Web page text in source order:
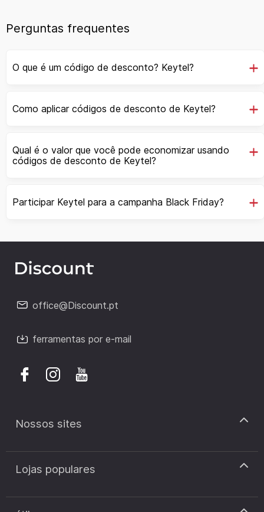
Perguntas frequentes
O que é um código de desconto? Keytel?
Como aplicar códigos de desconto de Keytel?
Qual é o valor que você pode economizar usando
códigos de desconto de Keytel?
Participar Keytel para a campanha Black Friday?
office@Discount.pt
ferramentas por e-mail
Nossos sites
discount.pt
discount.sk
Lojas populares
Cupão de desconto Zooplus